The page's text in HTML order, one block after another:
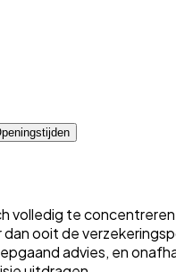
volledig te
ooit de
advies, en